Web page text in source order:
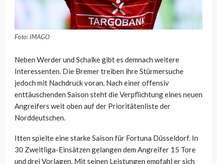
Foto: IMAGO
Neben Werder und Schalke gibt es demnach weitere
Interessenten. Die Bremer treiben ihre Stürmersuche
jedoch mit Nachdruck voran. Nach einer offensiv
enttäuschenden Saison steht die Verpflichtung eines neuen
Angreifers weit oben auf der Prioritätenliste der
Norddeutschen.
Itten spielte eine starke Saison für Fortuna Düsseldorf. In
30 Zweitliga-Einsätzen gelangen dem Angreifer 15 Tore
und drei Vorlagen. Mit seinen Leistungen empfahl er sich